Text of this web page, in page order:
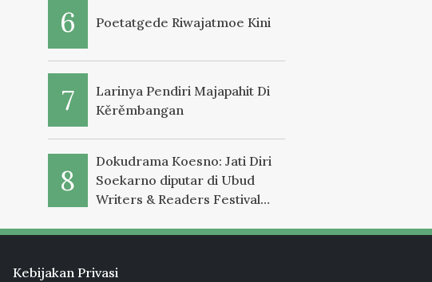
Poetatgede Riwajatmoe Kini
Larinya Pendiri Majapahit Di
Kěrěmbangan
Dokudrama Koesno: Jati Diri
Soekarno diputar di Ubud
Writers & Readers Festival
Kebijakan Privasi